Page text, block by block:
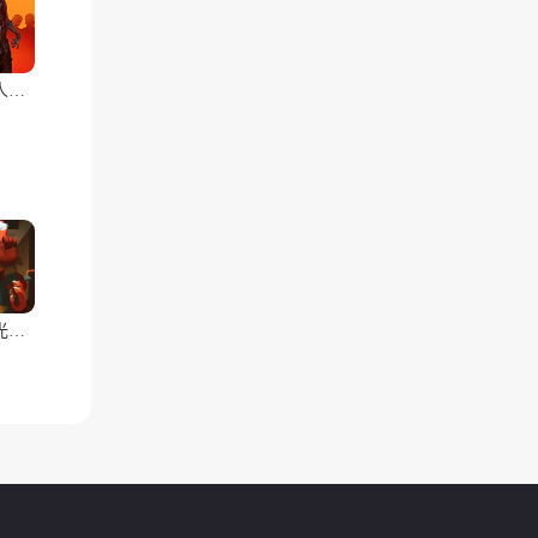
勇闯死人谷2：全速前进
欢乐时光计划(多人联机)